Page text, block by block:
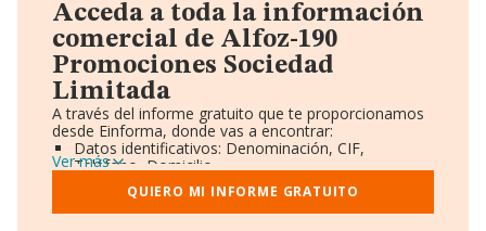
Acceda a toda la información
comercial de Alfoz-190
Promociones Sociedad
Limitada
A través del informe gratuito que te proporcionamos
desde Einforma, donde vas a encontrar:
Datos identificativos: Denominación, CIF,
Teléfono, Domicilio.
Informe Mercantil Completo (BORME).
Gráficos de Evolución Ventas y Empleados.
Consejo de Administración y Administradores.
Ver más
QUIERO MI INFORME GRATUITO